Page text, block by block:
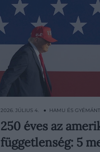
Tűzijátékok világítják be
amerikai zászlók
2026. JÚLIUS 4. ● HAMU ÉS GYÉMÁNT
250 éves az
függetlenség: 5